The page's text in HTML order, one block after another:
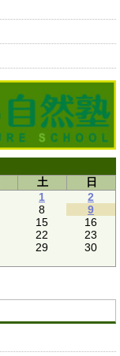
土
日
1
2
8
9
15
16
22
23
29
30